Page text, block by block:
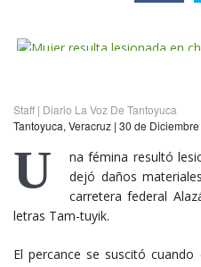
Staff | Diario La Voz De Tantoyuca
Tantoyuca, Veracruz | 30 de
U
na fémina resultó
dejó daños
carretera federal
letras Tam-tuyik.
El percance se suscitó